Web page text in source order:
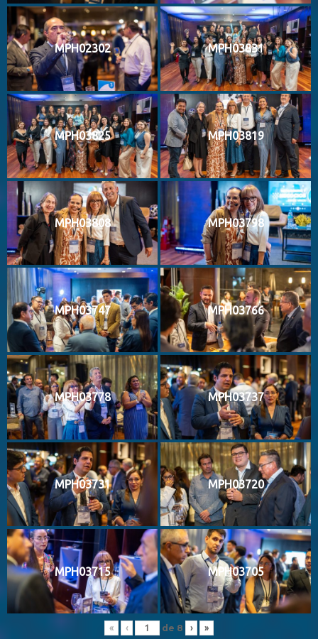
MPH02302 MPH03831
MPH03825 MPH03819
MPH03808 MPH03798
MPH03747 MPH03766
MPH03778 MPH03737
MPH03731 MPH03720
MPH03715 MPH03705
« ‹ de 8 › »